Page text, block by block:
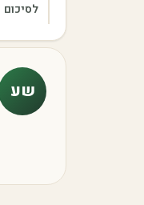
לסיכום
שע